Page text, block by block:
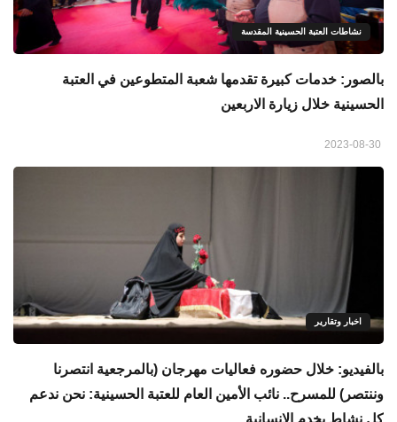
نشاطات العتبة الحسينية المقدسة
بالصور: خدمات كبيرة تقدمها شعبة المتطوعين في العتبة
الحسينية خلال زيارة الاربعين
اخبار وتقارير
بالفيديو: خلال حضوره فعاليات مهرجان (بالمرجعية انتصرنا
وننتصر) للمسرح.. نائب الأمين العام للعتبة الحسينية: نحن ندعم
كل نشاط يخدم الانسانية